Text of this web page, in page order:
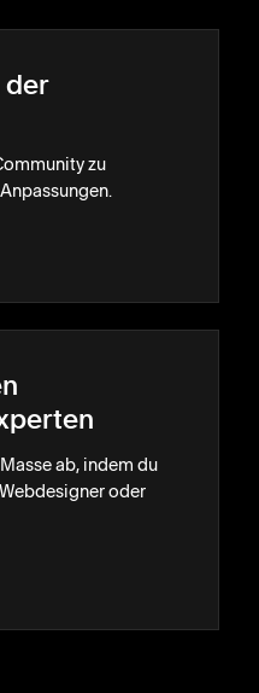
der
zu
ab, indem du
oder